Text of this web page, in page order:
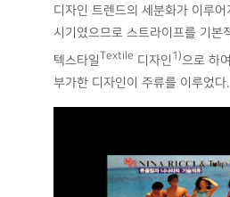
디자인 트렌드의 세분화가 이루어
시기였으므로 스트라이프를 기본
텍스타일Textile 디자인 1)으로 하
부가한 디자인이 주류를 이루었다.